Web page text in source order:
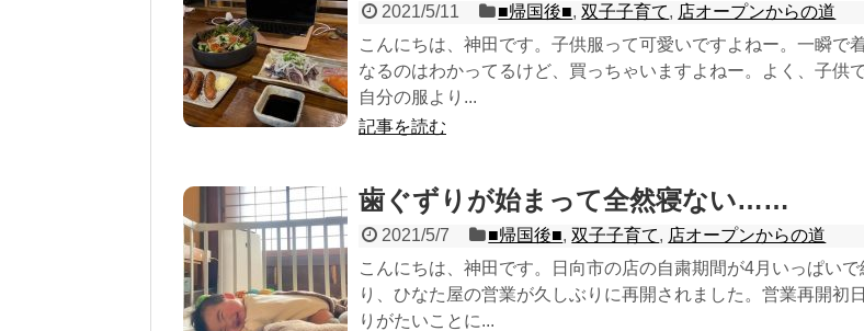
2021/5/11 ■帰国後■,双子子育て, 店オープンからの道
こんにちは、神田です。子供服って可愛いですよねー。一瞬で
なるのはわかってるけど、買っちゃいますよねー。よく、子供
自分の服より...
記事を読む
歯ぐずりが始まって全然寝ない……
2021/5/7 ■帰国後■,双子子育て, 店オープンからの道
こんにちは、神田です。日向市の店の自粛期間が4月いっぱいで
り、ひなた屋の営業が久しぶりに再開されました。営業再開初
りがたいことに...